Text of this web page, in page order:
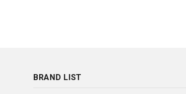
BRAND LIST